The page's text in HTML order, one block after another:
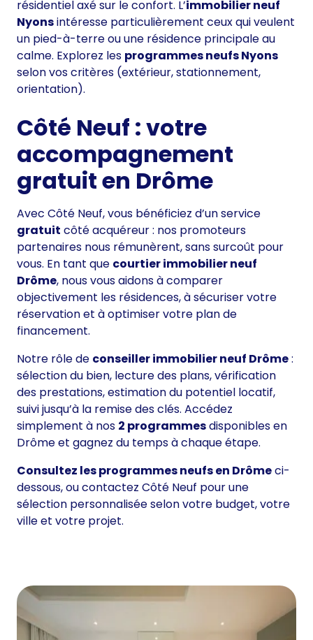
résidentiel axé sur le confort. L’immobilier neuf
Nyonsintéresse particulièrement ceux qui veulent
un pied-à-terre ou une résidence principale au
calme. Explorez les programmes neufs Nyons
selon vos critères (extérieur, stationnement,
orientation).
Côté Neuf : votre
accompagnement
gratuit en Drôme
Avec Côté Neuf, vous bénéficiez d’un service
gratuit côté acquéreur : nos promoteurs
partenaires nous rémunèrent, sans surcoût pour
vous. En tant que courtier immobilier neuf
Drôme, nous vous aidons à comparer
objectivement les résidences, à sécuriser votre
réservation et à optimiser votre plan de
financement.
Notre rôle de conseiller immobilier neuf Drôme:
sélection du bien, lecture des plans, vérification
des prestations, estimation du potentiel locatif,
suivi jusqu’à la remise des clés. Accédez
simplement à nos 2 programmesdisponibles en
Drôme et gagnez du temps à chaque étape.
Consultez les programmes neufs en Drômeci-
dessous, ou contactez Côté Neuf pour une
sélection personnalisée selon votre budget, votre
ville et votre projet.